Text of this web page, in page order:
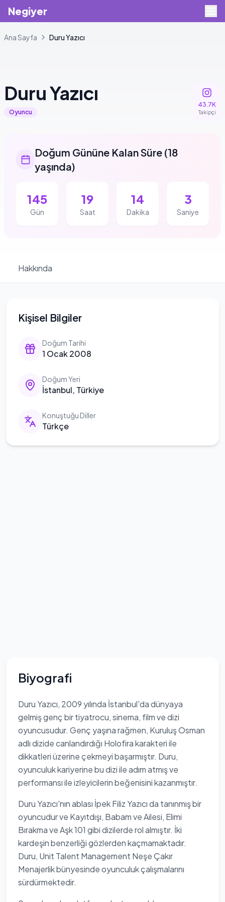
Negiyer
Ana Sayfa DuruYazıcı
DuruYazıcı
Oyuncu
43.7K
Takipçi
Doğum Gününe Kalan Süre (18
yaşında)
145
Gün
19
Saat
14
Dakika
3
Saniye
Hakkında
Kişisel Bilgiler
Doğum Tarihi
1 Ocak 2008
Doğum Yeri
İstanbul, Türkiye
Konuştuğu Diller
Türkçe
Biyografi
Duru Yazıcı, 2009 yılında İstanbul'da dünyaya
gelmiş genç bir tiyatrocu, sinema, film ve dizi
oyuncusudur. Genç yaşına rağmen, Kuruluş Osman
adlı dizide canlandırdığı Holofira karakteri ile
dikkatleri üzerine çekmeyi başarmıştır. Duru,
oyunculuk kariyerine bu dizi ile adım atmış ve
performansı ile izleyicilerin beğenisini kazanmıştır.
Duru Yazıcı'nın ablası İpek Filiz Yazıcı da tanınmış bir
oyuncudur ve Kayıtdışı, Babam ve Ailesi, Elimi
Bırakma ve Aşk 101 gibi dizilerde rol almıştır. İki
kardeşin benzerliği gözlerden kaçmamaktadır.
Duru, Unit Talent Management Neşe Çakır
Menajerlik bünyesinde oyunculuk çalışmalarını
sürdürmektedir.